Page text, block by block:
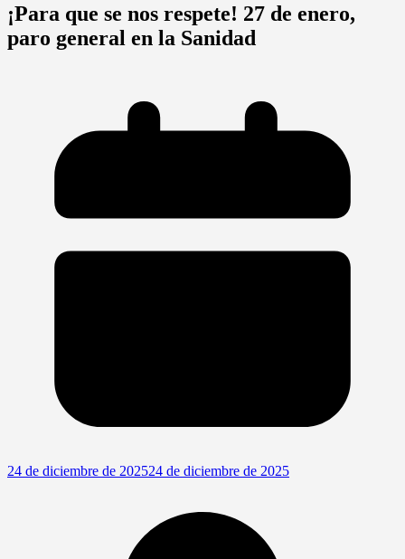
¡Para que se nos respete! 27 de enero,
paro general en la Sanidad
24 de diciembre de 202524 de diciembre de 2025